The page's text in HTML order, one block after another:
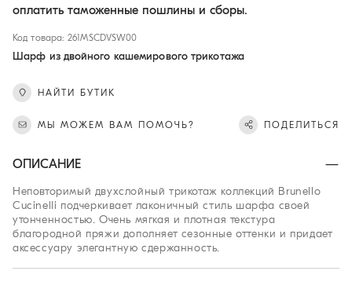
оплатить таможенные пошлины и сборы.
Код товара: 261MSCDVSW00
Шарф из двойного кашемирового трикотажа
НАЙТИ БУТИК
МЫ МОЖЕМ ВАМ ПОМОЧЬ? ПОДЕЛИТЬСЯ
ОПИСАНИЕ
Неповторимый двухслойный трикотаж коллекций Brunello
Cucinelli подчеркивает лаконичный стиль шарфа своей
утонченностью. Очень мягкая и плотная текстура
благородной пряжи дополняет сезонные оттенки и придает
аксессуару элегантную сдержанность.